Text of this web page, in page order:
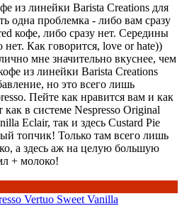
из линейки Barista Creations для
одна проблемка - либо вам сразу
кофе, либо сразу нет. Середины
нет. Как говорится, love or hate))
мне значительно вкуснее, чем
из линейки Barista Creations
но это всего лишь
Пейте как нравится вам и как
в системе Nespresso Original
Eclair, так и здесь Custard Pie
топчик! Только там всего лишь
а здесь аж на целую большую
+ молоко!
Vertuo Sweet Vanilla